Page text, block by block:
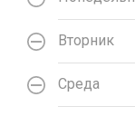
Вторник
Среда